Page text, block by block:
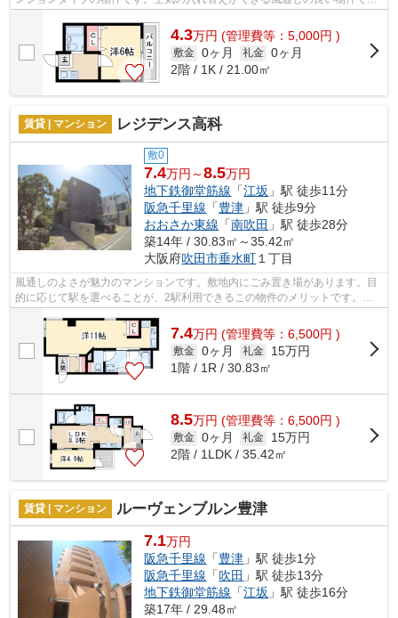
す。できるだけ早めに不動産情報を集めた...
4.3万円 (管理費等：5,000円 )
敷金 0ヶ月 礼金 0ヶ月
2階 / 1K / 21.00㎡
賃貸 | マンション レジデンス高科
敷0
7.4万円～8.5万円
地下鉄御堂筋線 「江坂 」駅 徒歩11分
阪急千里線 「豊津 」駅 徒歩9分
おおさか東線 「南吹田 」駅 徒歩28分
築14年 / 30.83㎡～35.42㎡
大阪府吹田市垂水町 １丁目
風通しのよさが魅力のマンションです。敷地内にごみ置き場があります。目
的に応じて駅を選べることが、2駅利用できるこの物件のメリットです。こ
ちらはマンションタイプになります。当...
7.4万円 (管理費等：6,500円 )
敷金 0ヶ月 礼金
15万円
1階 / 1R / 30.83㎡
8.5万円 (管理費等：6,500円 )
敷金 0ヶ月 礼金
15万円
2階 / 1LDK / 35.42㎡
賃貸 | マンション ルーヴェンブルン豊津
7.1万円
阪急千里線 「豊津 」駅 徒歩1分
阪急千里線 「吹田 」駅 徒歩13分
地下鉄御堂筋線 「江坂 」駅 徒歩16分
築17年 / 29.48㎡